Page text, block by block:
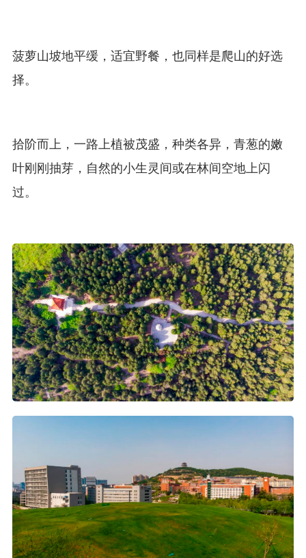
菠萝山坡地平缓，适宜野餐，也同样是爬山的好选
择。
拾阶而上，一路上植被茂盛，种类各异，青葱的嫩
叶刚刚抽芽，自然的小生灵间或在林间空地上闪
过。